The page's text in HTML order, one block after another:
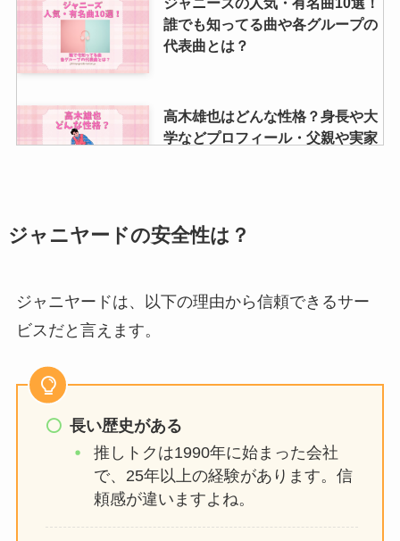
誰でも知ってる曲や各グループの
代表曲とは？
高木雄也はどんな性格？身長や大
学などプロフィール・父親や実家
ジャニーズうちわの作り方は？
100均で揃える材料は？推しうち
似ている芸能人は？
嵐グッズの買取はブックオフがお
すすめ？駿河屋・ゲオ・まんだら
けと買取相場を比較！
ジャニヤードの安全性は？
ジャニヤードは、以下の理由から信頼できるサー
ビスだと言えます。
長い歴史がある
推しトクは1990年に始まった会社
で、25年以上の経験があります。信
頼感が違いますよね。